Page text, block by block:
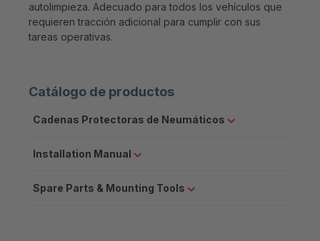
autolimpieza. Adecuado para todos los vehículos que
requieren tracción adicional para cumplir con sus
tareas operativas.
Catálogo de productos
Cadenas Protectoras de Neumáticos
Installation Manual
Spare Parts & Mounting Tools